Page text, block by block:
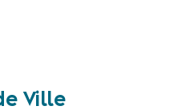
Ville